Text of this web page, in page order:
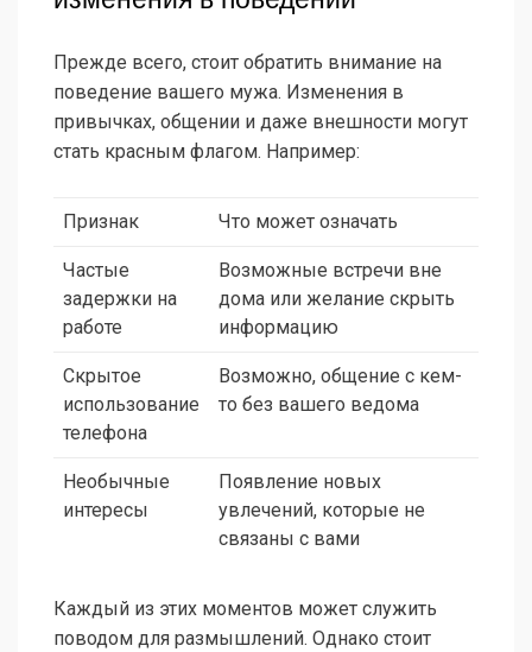
Прежде всего, стоит обратить внимание на
поведение вашего мужа. Изменения в
привычках, общении и даже внешности могут
стать красным флагом. Например:
Признак Что может означать
Частые
задержки на
работе
Возможные встречи вне
дома или желание скрыть
информацию
Скрытое
использование
телефона
Возможно, общение с кем-
то без вашего ведома
Необычные
интересы
Появление новых
увлечений, которые не
связаны с вами
Каждый из этих моментов может служить
поводом для размышлений. Однако стоит